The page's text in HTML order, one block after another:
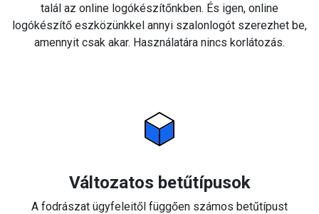
talál az online logókészítőnkben. És igen, online
logókészítő eszközünkkel annyi szalonlogót szerezhet be,
amennyit csak akar. Használatára nincs korlátozás.
Változatos betűtípusok
A fodrászat ügyfeleitől függően számos betűtípust